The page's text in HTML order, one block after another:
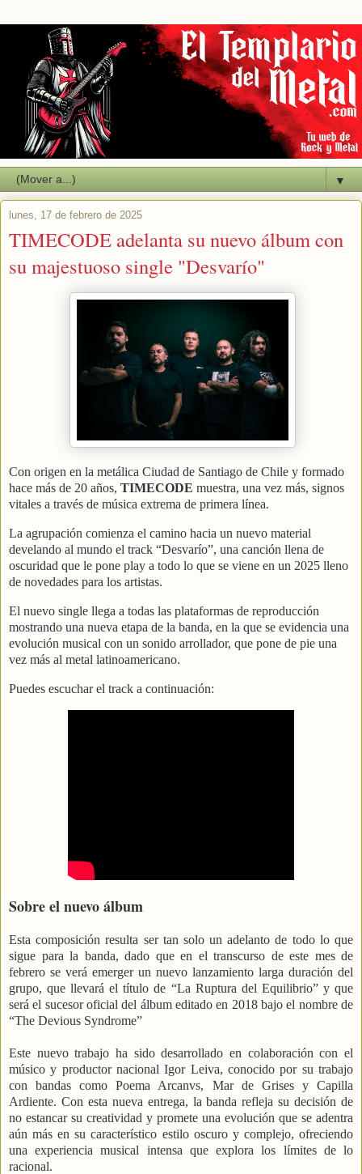
▼
lunes, 17 de febrero de 2025
TIMECODE adelanta su nuevo álbum con
su majestuoso single "Desvarío"
Con origen en la metálica Ciudad de Santiago de Chile y formado
hace más de 20 años, TIMECODE muestra, una vez más, signos
vitales a través de música extrema de primera línea.
La agrupación comienza el camino hacia un nuevo material
develando al mundo el track “Desvarío”, una canción llena de
oscuridad que le pone play a todo lo que se viene en un 2025 lleno
de novedades para los artistas.
El nuevo single llega a todas las plataformas de reproducción
mostrando una nueva etapa de la banda, en la que se evidencia una
evolución musical con un sonido arrollador, que pone de pie una
vez más al metal latinoamericano.
Puedes escuchar el track a continuación:
Sobre el nuevo álbum
Esta composición resulta ser tan solo un adelanto de todo lo que
sigue para la banda, dado que en el transcurso de este mes de
febrero se verá emerger un nuevo lanzamiento larga duración del
grupo, que llevará el título de “La Ruptura del Equilibrio” y que
será el sucesor oficial del álbum editado en 2018 bajo el nombre de
“The Devious Syndrome”
Este nuevo trabajo ha sido desarrollado en colaboración con el
músico y productor nacional Igor Leiva, conocido por su trabajo
con bandas como Poema Arcanvs, Mar de Grises y Capilla
Ardiente. Con esta nueva entrega, la banda refleja su decisión de
no estancar su creatividad y promete una evolución que se adentra
aún más en su característico estilo oscuro y complejo, ofreciendo
una experiencia musical intensa que explora los límites de lo
racional.